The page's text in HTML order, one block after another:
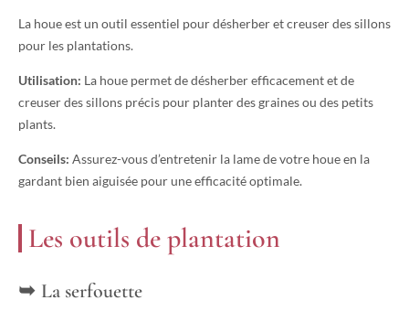
La houe est un outil essentiel pour désherber et creuser des sillons
pour les plantations.
Utilisation: La houe permet de désherber efficacement et de
creuser des sillons précis pour planter des graines ou des petits
plants.
Conseils: Assurez-vous d’entretenir la lame de votre houe en la
gardant bien aiguisée pour une efficacité optimale.
Les outils de plantation
La serfouette